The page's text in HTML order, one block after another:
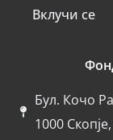
Вклучи се
Бул. Кочо
1000